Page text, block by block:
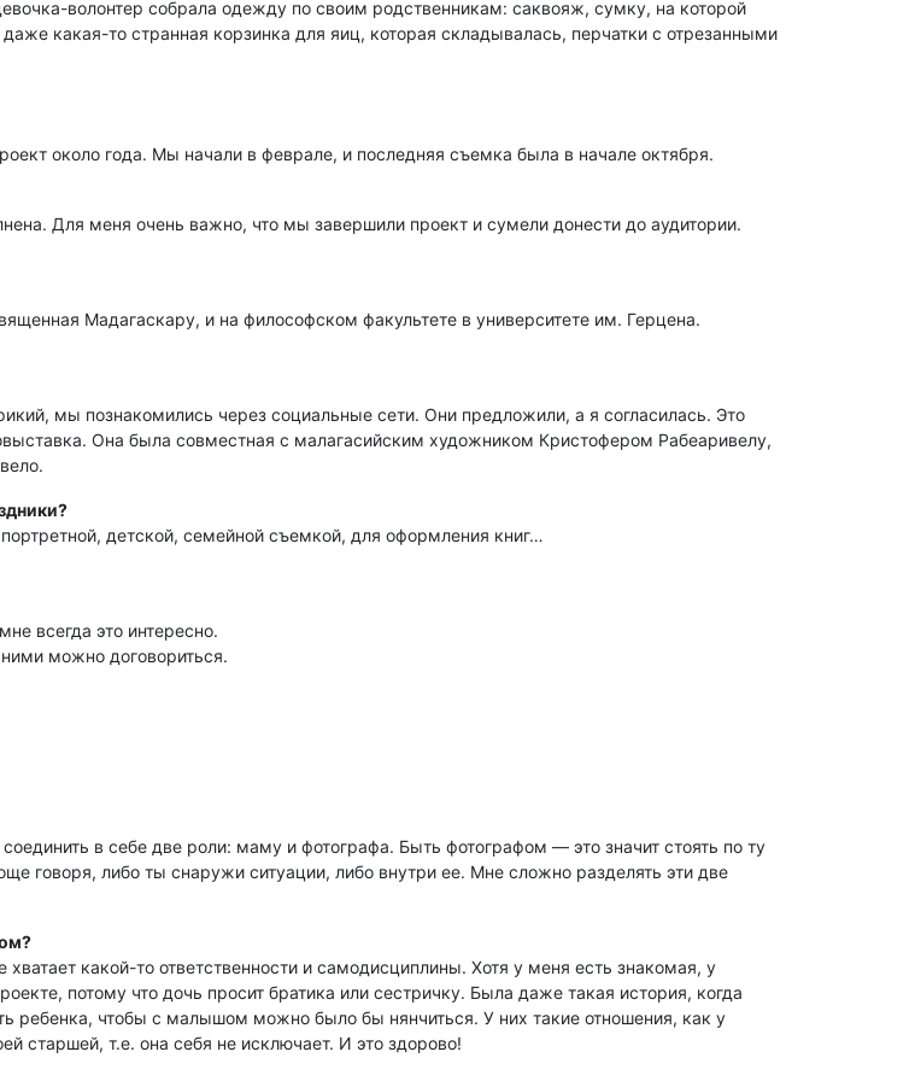
волонтер собрала одежду по своим родственникам: саквояж, сумку, на которой
какая-то странная корзинка для яиц, которая складывалась, перчатки с отрезанными
около года. Мы начали в феврале, и последняя съемка была в начале октября.
Для меня очень важно, что мы завершили проект и сумели донести до аудитории.
Мадагаскару, и на философском факультете в университете им. Герцена.
мы познакомились через социальные сети. Они предложили, а я согласилась. Это
Она была совместная с малагасийским художником Кристофером Рабеаривелу,
детской, семейной съемкой, для оформления книг…
всегда это интересно.
можно договориться.
в себе две роли: маму и фотографа. Быть фотографом — это значит стоять по ту
говоря, либо ты снаружи ситуации, либо внутри ее. Мне сложно разделять эти две
какой-то ответственности и самодисциплины. Хотя у меня есть знакомая, у
потому что дочь просит братика или сестричку. Была даже такая история, когда
ребенка, чтобы с малышом можно было бы нянчиться. У них такие отношения, как у
старшей, т.е. она себя не исключает. И это здорово!